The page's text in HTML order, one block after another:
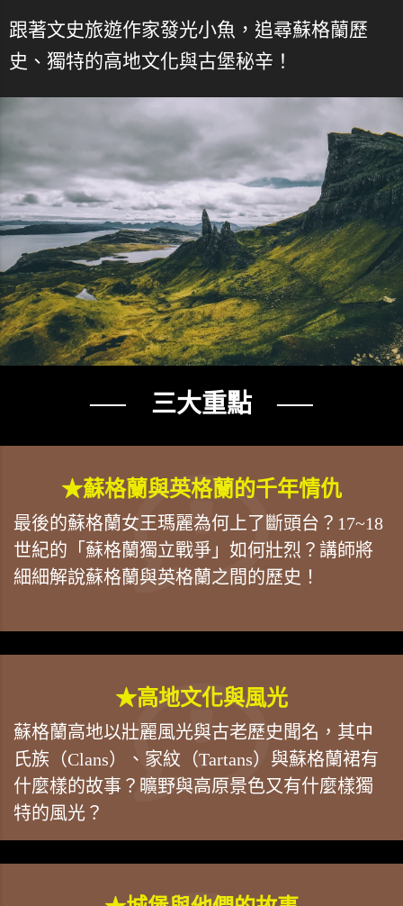
跟著文史旅遊作家發光小魚，追尋蘇格蘭歷
史、獨特的高地文化與古堡秘辛！
── 三大重點 ──
★蘇格蘭與英格蘭的千年情仇
最後的蘇格蘭女王瑪麗為何上了斷頭台？17~18
世紀的「蘇格蘭獨立戰爭」如何壯烈？講師將
細細解說蘇格蘭與英格蘭之間的歷史！
★高地文化與風光
蘇格蘭高地以壯麗風光與古老歷史聞名，其中
氏族（Clans）、家紋（Tartans）與蘇格蘭裙有
什麼樣的故事？曠野與高原景色又有什麼樣獨
特的風光？